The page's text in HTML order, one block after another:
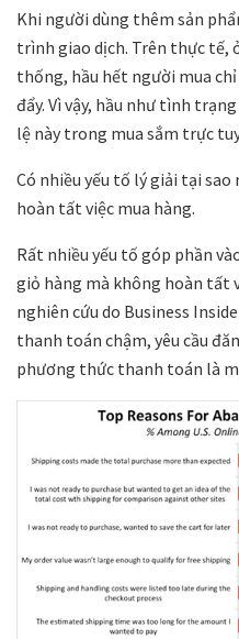
Khi người dùng thêm sản
trình giao dịch. Trên thực tế,
thống, hầu hết người mua
đẩy. Vì vậy, hầu như tình
lệ này trong mua sắm trực
Có nhiều yếu tố lý giải tại
hoàn tất việc mua hàng.
Rất nhiều yếu tố góp phần
giỏ hàng mà không hoàn tất
nghiên cứu do Business
thanh toán chậm, yêu cầu
phương thức thanh toán là